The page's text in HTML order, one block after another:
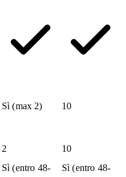
Sì (max 2) 10
2
10
Sì (entro 48-
Sì (entro 48-